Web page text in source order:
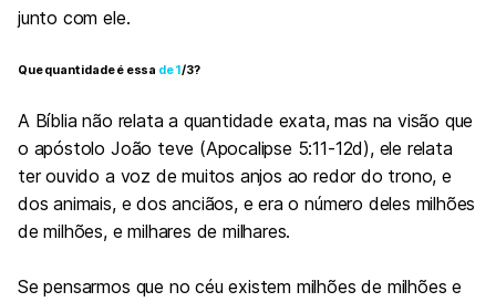
junto com ele.
Que quantidade é essa de 1/3?
A Bíblia não relata a quantidade exata, mas na visão que
o apóstolo João teve (Apocalipse 5:11-12d), ele relata
ter ouvido a voz de muitos anjos ao redor do trono, e
dos animais, e dos anciãos, e era o número deles milhões
de milhões, e milhares de milhares.
Se pensarmos que no céu existem milhões de milhões e